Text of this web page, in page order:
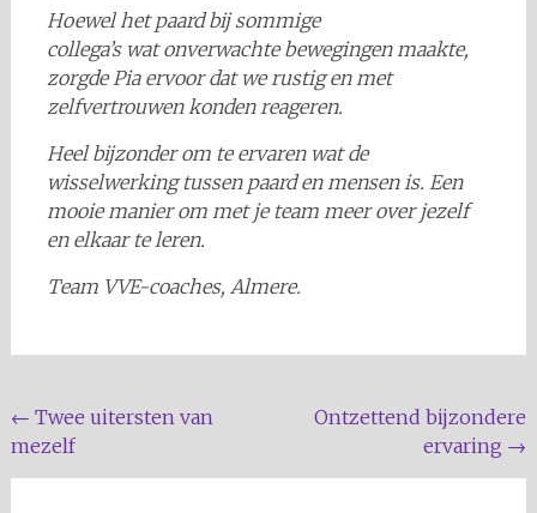
Hoewel het paard bij sommige
collega’s wat onverwachte bewegingen maakte,
zorgde Pia ervoor dat we rustig en met
zelfvertrouwen konden reageren.
Heel bijzonder om te ervaren wat de
wisselwerking tussen paard en mensen is. Een
mooie manier om met je team meer over jezelf
en elkaar te leren.
Team VVE-coaches, Almere.
Post
navigation
← Twee uitersten van
mezelf
Ontzettend bijzondere
ervaring →